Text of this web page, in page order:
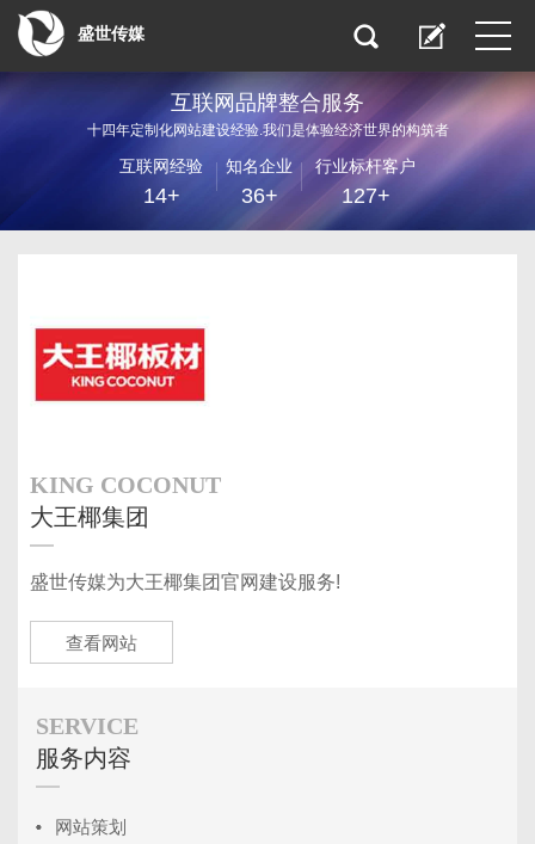
盛世传媒
互联网品牌整合服务
十四年定制化网站建设经验.我们是体验经济世界的构筑者
互联网经验
14+
知名企业
36+
行业标杆客户
127+
KING COCONUT
大王椰集团
盛世传媒为大王椰集团官网建设服务!
查看网站
SERVICE
服务内容
网站策划